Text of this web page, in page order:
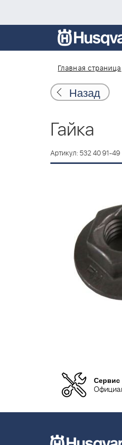
Главная страница
Назад
Гайка
Артикул: 532 40 91-49
Сервис